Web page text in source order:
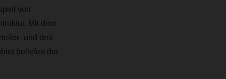
von
Mit dem
und drei
beliefert der